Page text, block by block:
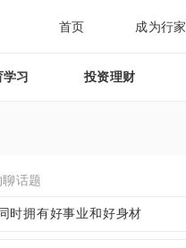
首页 成为行家
学习 投资理财
话题
时拥有好事业和好身材